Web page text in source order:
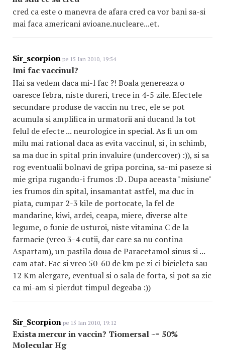
cred ca este o manevra de afara cred ca vor bani sa-si
mai faca americani avioane.nucleare...et.
Sir_scorpion pe 15 Ian 2010, 19:54
Imi fac vaccinul?
Hai sa vedem daca mi-l fac ?! Boala genereaza o
oaresce febra, niste dureri, trece in 4-5 zile. Efectele
secundare produse de vaccin nu trec, ele se pot
acumula si amplifica in urmatorii ani ducand la tot
felul de efecte ... neurologice in special. As fi un om
milu mai rational daca as evita vaccinul, si , in schimb,
sa ma duc in spital prin invaluire (undercover) :)), si sa
rog eventualii bolnavi de gripa porcina, sa-mi paseze si
mie gripa rugandu-i frumos :D . Dupa aceasta "misiune"
ies frumos din spital, insamantat astfel, ma duc in
piata, cumpar 2-3 kile de portocate, la fel de
mandarine, kiwi, ardei, ceapa, miere, diverse alte
legume, o funie de usturoi, niste vitamina C de la
farmacie (vreo 3-4 cutii, dar care sa nu contina
Aspartam), un pastila doua de Paracetamol sinus si ...
cam atat. Fac si vreo 50-60 de km pe zi ci bicicleta sau
12 Km alergare, eventual si o sala de forta, si pot sa zic
ca mi-am si pierdut timpul degeaba :))
Sir_Scorpion pe 15 Ian 2010, 19:12
Exista mercur in vaccin? Tiomersal ~= 50%
Molecular Hg